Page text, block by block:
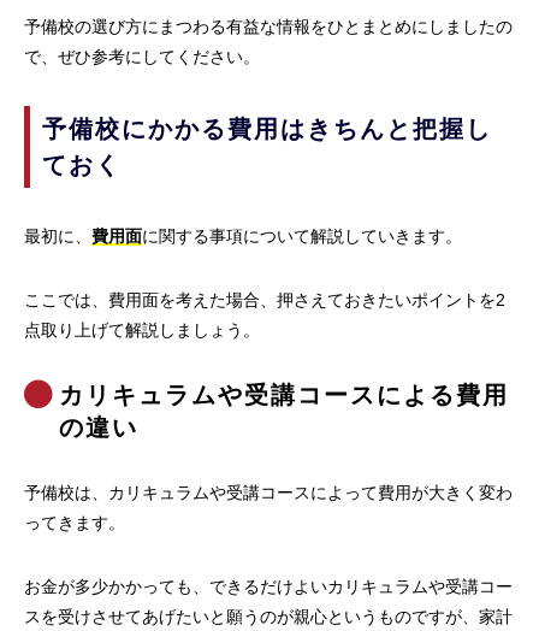
予備校の選び方にまつわる有益な情報をひとまとめにしましたの
で、ぜひ参考にしてください。
予備校にかかる費用はきちんと把握し
ておく
最初に、 費用面に関する事項について解説していきます。
ここでは、費用面を考えた場合、押さえておきたいポイントを2
点取り上げて解説しましょう。
カリキュラムや受講コースによる費用
の違い
予備校は、カリキュラムや受講コースによって費用が大きく変わ
ってきます。
お金が多少かかっても、できるだけよいカリキュラムや受講コー
スを受けさせてあげたいと願うのが親心というものですが、家計